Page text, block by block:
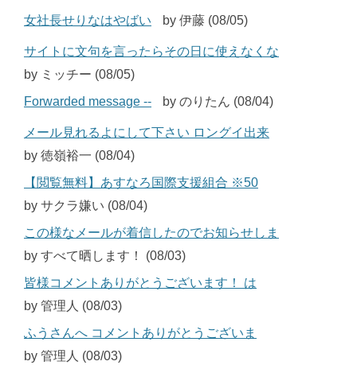
女社長せりなはやばい by 伊藤 (08/05)
サイトに文句を言ったらその日に使えなくな
by ミッチー (08/05)
Forwarded message --
by のりたん (08/04)
メール見れるよにして下さい ロングイ出来
by 徳嶺裕一 (08/04)
【閲覧無料】あすなろ国際支援組合 ※50
by サクラ嫌い (08/04)
この様なメールが着信したのでお知らせしま
by すべて晒します！ (08/03)
皆様コメントありがとうございます！ は
by 管理人 (08/03)
ふうさんへ コメントありがとうございま
by 管理人 (08/03)